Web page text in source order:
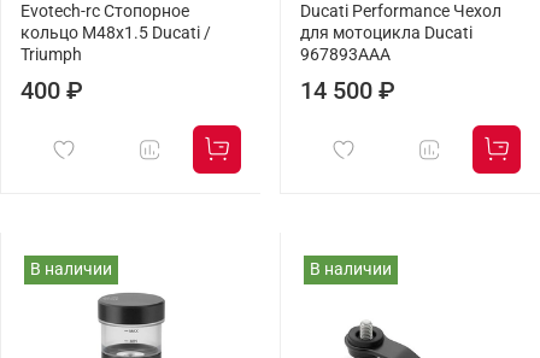
Evotech-rc Cтопорное
кольцо M48x1.5 Ducati /
Triumph
400 ₽
Ducati Performance Чехол
для мотоцикла Ducati
967893AAA
14 500 ₽
В наличии В наличии